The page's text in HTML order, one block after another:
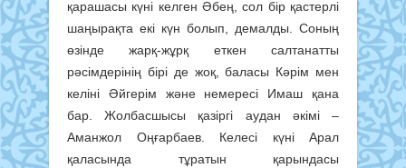
қарашасы күні келген Әбең, сол бір қастерлі
шаңырақта екі күн болып, демалды. Соның
өзінде жарқ-жұрқ еткен салтанатты
рәсімдерінің бірі де жоқ, баласы Кәрім мен
келіні Әйгерім және немересі Имаш қана
бар. Жолбасшысы қазіргі аудан әкімі –
Аманжол Оңғарбаев. Келесі күні Арал
қаласында тұратын қарындасы